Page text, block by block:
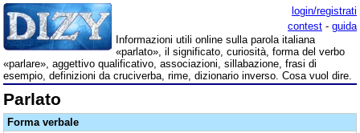
login/registrati
contest - guida
Informazioni utili online sulla parola italiana
«parlato», il significato, curiosità, forma del verbo
«parlare», aggettivo qualificativo, associazioni, sillabazione, frasi di
esempio, definizioni da cruciverba, rime, dizionario inverso. Cosa vuol dire.
Parlato
Forma verbale